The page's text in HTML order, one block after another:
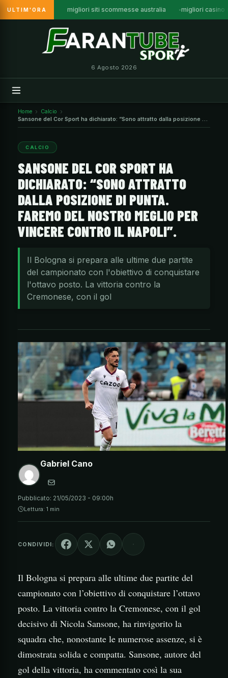
ULTIM'ORA migliori siti scommesse australia migliori casino
6 Agosto 2026
Home
Calcio
Sansone del Cor Sport ha dichiarato: “Sono attratto dalla posizione di
punta. Faremo del nostro meglio per vincere contro il Napoli”.
CALCIO
SANSONE DEL COR SPORT HA
DICHIARATO: “SONO ATTRATTO
DALLA POSIZIONE DI PUNTA.
FAREMO DEL NOSTRO MEGLIO PER
VINCERE CONTRO IL NAPOLI”.
Il Bologna si prepara alle ultime due partite
del campionato con l'obiettivo di conquistare
l'ottavo posto. La vittoria contro la
Cremonese, con il gol
Gabriel Cano
Pubblicato: 21/05/2023 - 09:00h
Lettura: 1 min
CONDIVIDI:
Il Bologna si prepara alle ultime due partite del
campionato con l’obiettivo di conquistare l’ottavo
posto. La vittoria contro la Cremonese, con il gol
decisivo di Nicola Sansone, ha rinvigorito la
squadra che, nonostante le numerose assenze, si è
dimostrata solida e compatta. Sansone, autore del
gol della vittoria, ha commentato così la sua